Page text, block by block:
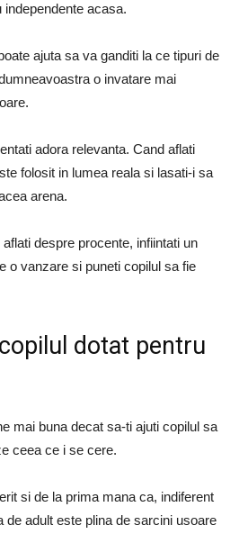
acasa.
ajuta sa va ganditi la ce tipuri de
o invatare mai
adora relevanta. Cand aflati
folosit in lumea reala si lasati-i sa
arena.
despre procente, infiintati un
o vanzare si puneti copilul sa fie
dotat pentru
mai buna decat sa-ti ajuti copilul sa
ceea ce i se cere.
si de la prima mana ca, indiferent
de adult este plina de sarcini usoare